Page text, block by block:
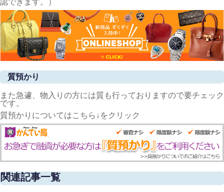
認できます。）
質預かり
また急遽、物入りの方には質も行っておりますので要チェック
です。
質預かりについてはこちら↓をクリック
関連記事一覧